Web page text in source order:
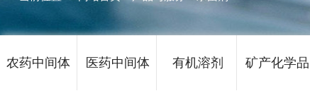
农药中间体 医药中间体 有机溶剂 矿产化学品